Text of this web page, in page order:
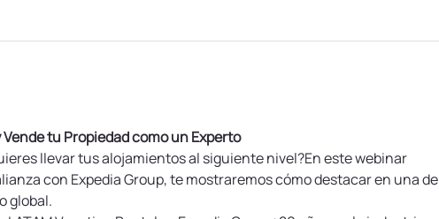
tu Propiedad como un Experto
llevar tus alojamientos al siguiente nivel?En este webinar
con Expedia Group, te mostraremos cómo destacar en una de
global.